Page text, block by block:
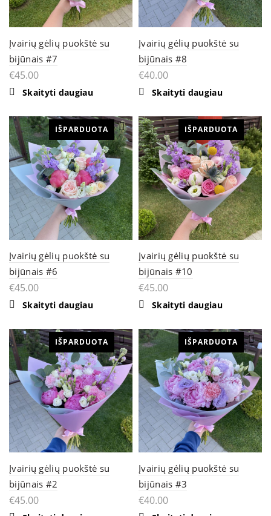
Įvairių gėlių puokštė su
bijūnais #7
€45.00
Skaityti daugiau
Įvairių gėlių puokštė su
bijūnais #8
€40.00
Skaityti daugiau
IŠPARDUOTA
Įvairių gėlių puokštė su
bijūnais #6
€45.00
Skaityti daugiau
IŠPARDUOTA
Įvairių gėlių puokštė su
bijūnais #10
€45.00
Skaityti daugiau
IŠPARDUOTA
Įvairių gėlių puokštė su
bijūnais #2
€45.00
IŠPARDUOTA
Įvairių gėlių puokštė su
bijūnais #3
€40.00